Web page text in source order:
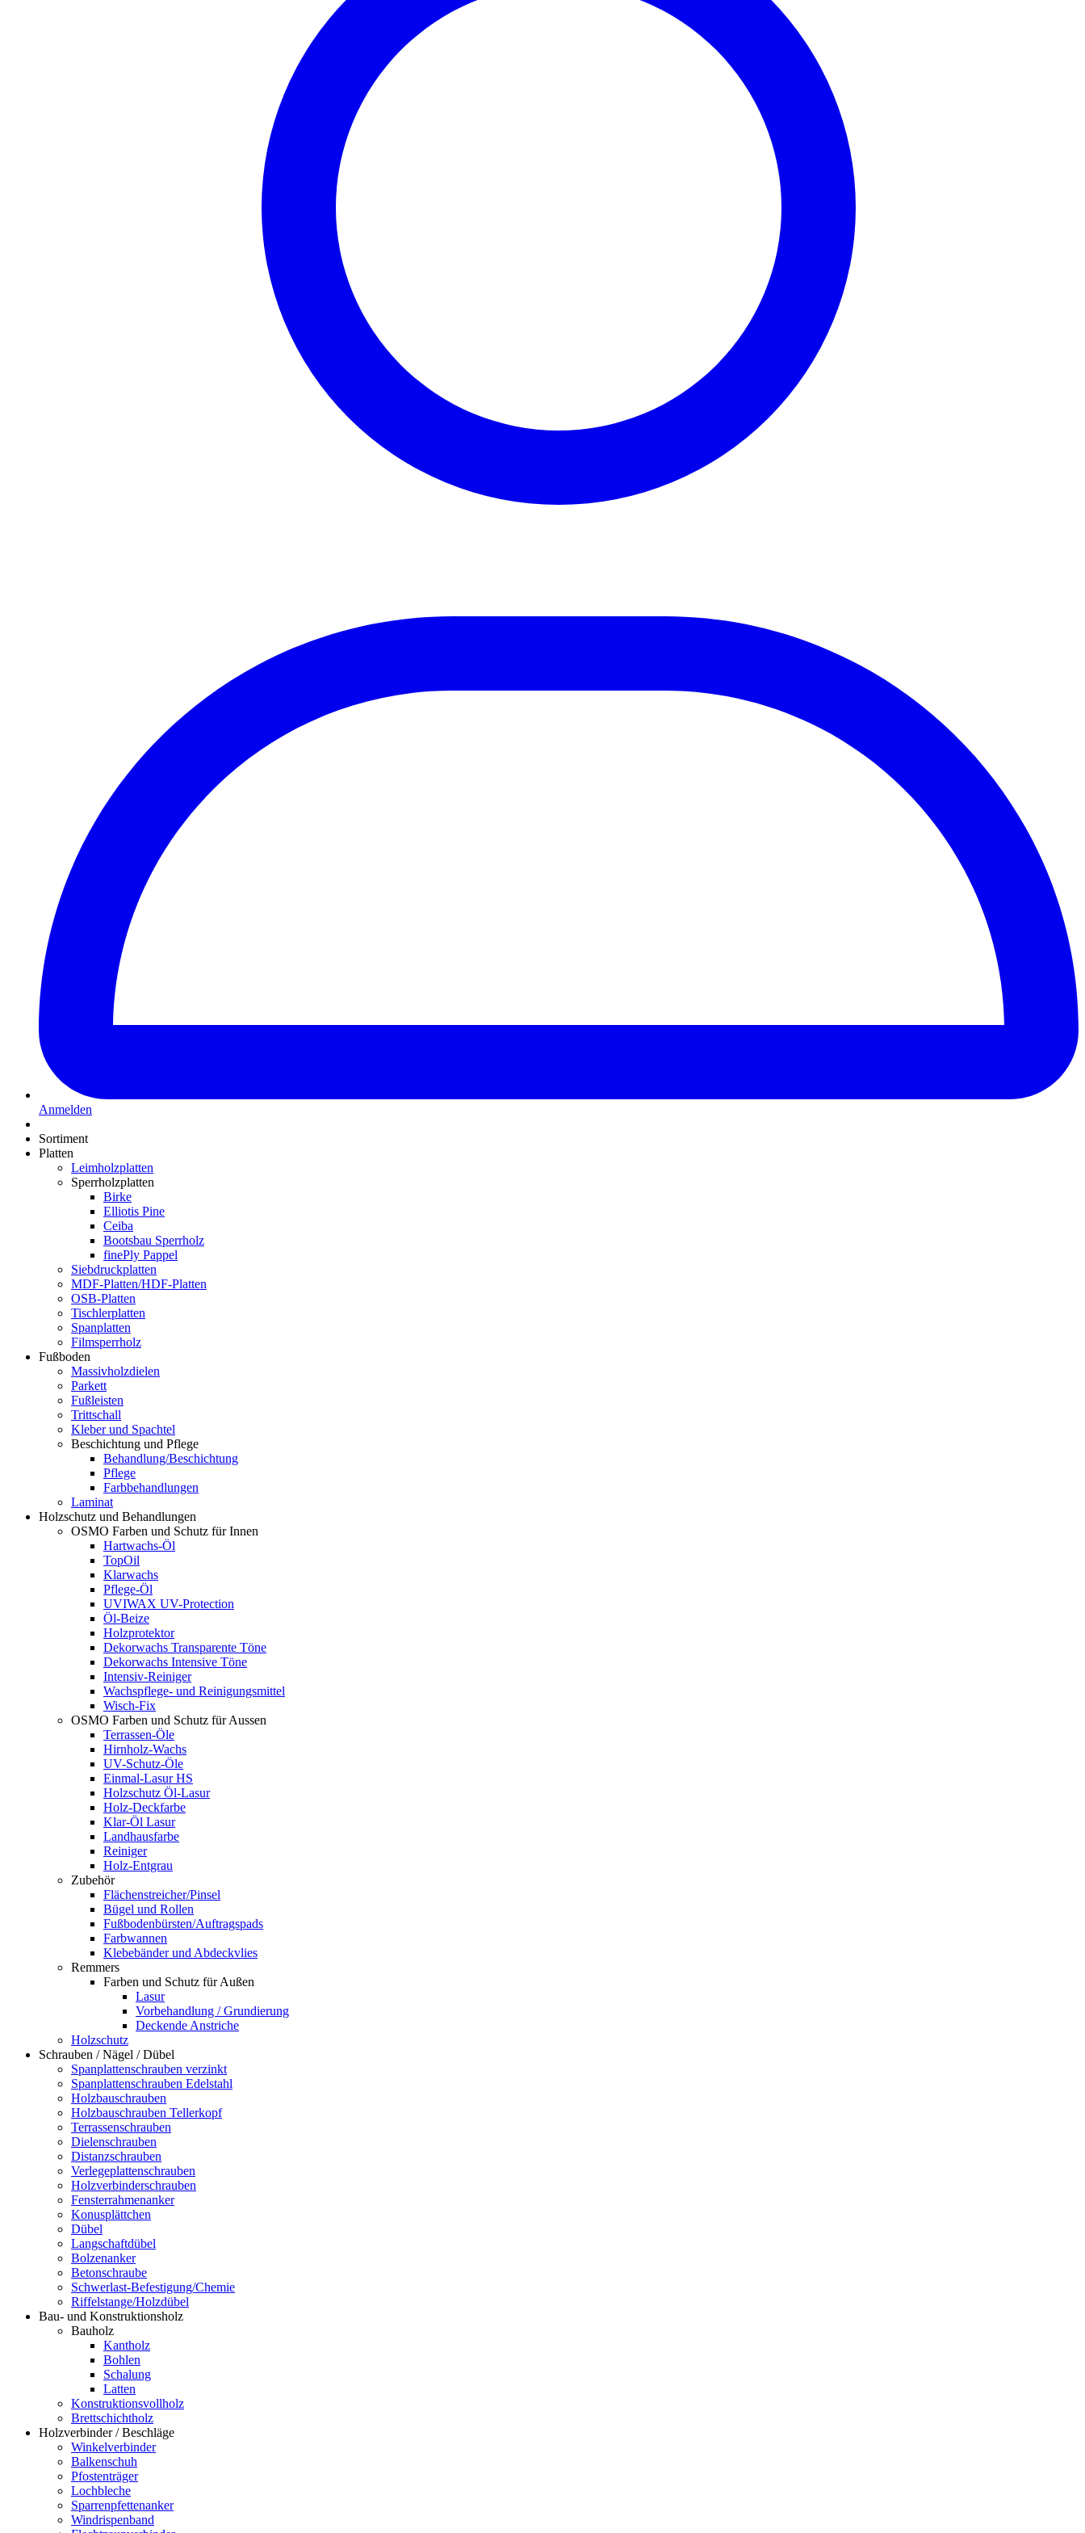
Anmelden
Sortiment
Platten
Leimholzplatten
Sperrholzplatten
Birke
Elliotis Pine
Ceiba
Bootsbau Sperrholz
finePly Pappel
Siebdruckplatten
MDF-Platten/HDF-Platten
OSB-Platten
Tischlerplatten
Spanplatten
Filmsperrholz
Fußboden
Massivholzdielen
Parkett
Fußleisten
Trittschall
Kleber und Spachtel
Beschichtung und Pflege
Behandlung/Beschichtung
Pflege
Farbbehandlungen
Laminat
Holzschutz und Behandlungen
OSMO Farben und Schutz für Innen
Hartwachs-Öl
TopOil
Klarwachs
Pflege-Öl
UVIWAX UV-Protection
Öl-Beize
Holzprotektor
Dekorwachs Transparente Töne
Dekorwachs Intensive Töne
Intensiv-Reiniger
Wachspflege- und Reinigungsmittel
Wisch-Fix
OSMO Farben und Schutz für Aussen
Terrassen-Öle
Hirnholz-Wachs
UV-Schutz-Öle
Einmal-Lasur HS
Holzschutz Öl-Lasur
Holz-Deckfarbe
Klar-Öl Lasur
Landhausfarbe
Reiniger
Holz-Entgrau
Zubehör
Flächenstreicher/Pinsel
Bügel und Rollen
Fußbodenbürsten/Auftragspads
Farbwannen
Klebebänder und Abdeckvlies
Remmers
Farben und Schutz für Außen
Lasur
Vorbehandlung / Grundierung
Deckende Anstriche
Holzschutz
Schrauben / Nägel / Dübel
Spanplattenschrauben verzinkt
Spanplattenschrauben Edelstahl
Holzbauschrauben
Holzbauschrauben Tellerkopf
Terrassenschrauben
Dielenschrauben
Distanzschrauben
Verlegeplattenschrauben
Holzverbinderschrauben
Fensterrahmenanker
Konusplättchen
Dübel
Langschaftdübel
Bolzenanker
Betonschraube
Schwerlast-Befestigung/Chemie
Riffelstange/Holzdübel
Bau- und Konstruktionsholz
Bauholz
Kantholz
Bohlen
Schalung
Latten
Konstruktionsvollholz
Brettschichtholz
Holzverbinder / Beschläge
Winkelverbinder
Balkenschuh
Pfostenträger
Lochbleche
Sparrenpfettenanker
Windrispenband